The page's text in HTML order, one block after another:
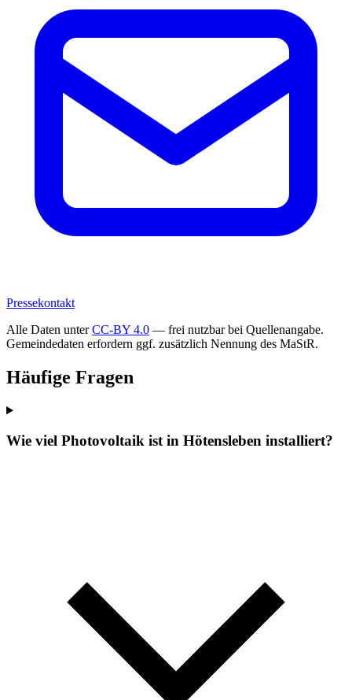
Pressekontakt
Alle Daten unterCC-BY 4.0 — frei nutzbar bei Quellenangabe.
Gemeindedaten erfordern ggf. zusätzlich Nennung des MaStR.
Häufige Fragen
Wie viel Photovoltaik ist in Hötensleben installiert?